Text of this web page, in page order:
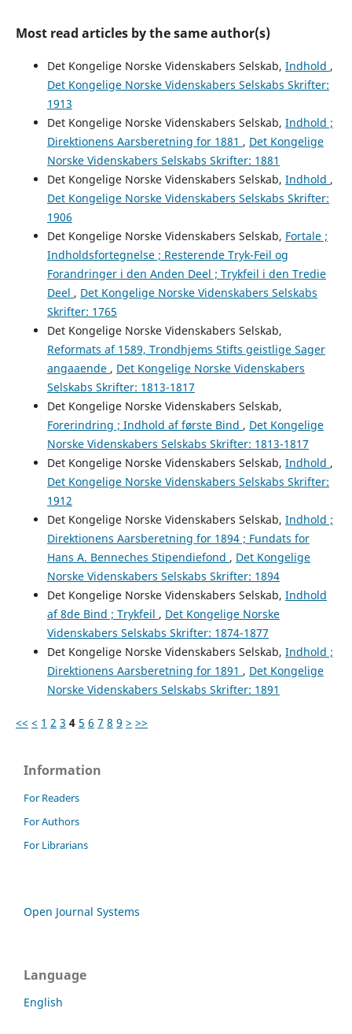
Most read articles by the same author(s)
Det Kongelige Norske Videnskabers Selskab, Indhold ,
Det Kongelige Norske Videnskabers Selskabs Skrifter:
1913
Det Kongelige Norske Videnskabers Selskab, Indhold ;
Direktionens Aarsberetning for 1881 , Det Kongelige
Norske Videnskabers Selskabs Skrifter: 1881
Det Kongelige Norske Videnskabers Selskab, Indhold ,
Det Kongelige Norske Videnskabers Selskabs Skrifter:
1906
Det Kongelige Norske Videnskabers Selskab, Fortale ;
Indholdsfortegnelse ; Resterende Tryk-Feil og
Forandringer i den Anden Deel ; Trykfeil i den Tredie
Deel , Det Kongelige Norske Videnskabers Selskabs
Skrifter: 1765
Det Kongelige Norske Videnskabers Selskab,
Reformats af 1589, Trondhjems Stifts geistlige Sager
angaaende , Det Kongelige Norske Videnskabers
Selskabs Skrifter: 1813-1817
Det Kongelige Norske Videnskabers Selskab,
Forerindring ; Indhold af første Bind , Det Kongelige
Norske Videnskabers Selskabs Skrifter: 1813-1817
Det Kongelige Norske Videnskabers Selskab, Indhold ,
Det Kongelige Norske Videnskabers Selskabs Skrifter:
1912
Det Kongelige Norske Videnskabers Selskab, Indhold ;
Direktionens Aarsberetning for 1894 ; Fundats for
Hans A. Benneches Stipendiefond , Det Kongelige
Norske Videnskabers Selskabs Skrifter: 1894
Det Kongelige Norske Videnskabers Selskab, Indhold
af 8de Bind ; Trykfeil , Det Kongelige Norske
Videnskabers Selskabs Skrifter: 1874-1877
Det Kongelige Norske Videnskabers Selskab, Indhold ;
Direktionens Aarsberetning for 1891 , Det Kongelige
Norske Videnskabers Selskabs Skrifter: 1891
<< < 1 2 3 4 5 6 7 8 9 > >>
Information
For Readers
For Authors
For Librarians
Open Journal Systems
Language
English